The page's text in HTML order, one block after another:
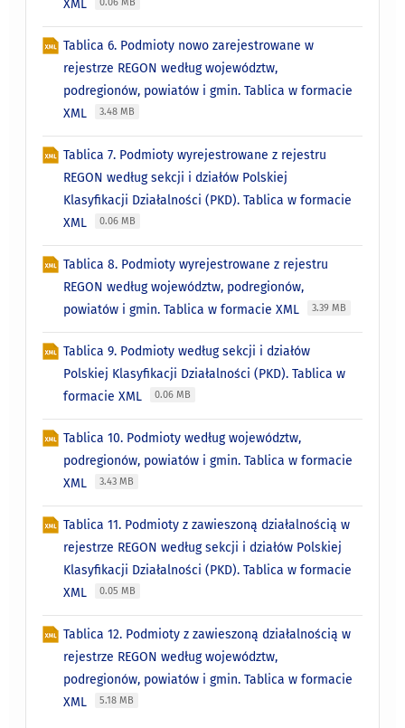
XML
Tablica 6. Podmioty nowo zarejestrowane w
rejestrze REGON według województw,
podregionów, powiatów i gmin. Tablica w formacie
XML
3.48 MB
Tablica 7. Podmioty wyrejestrowane z rejestru
REGON według sekcji i działów Polskiej
Klasyfikacji Działalności (PKD). Tablica w formacie
XML
0.06 MB
Tablica 8. Podmioty wyrejestrowane z rejestru
REGON według województw, podregionów,
powiatów i gmin. Tablica w formacie XML
3.39 MB
Tablica 9. Podmioty według sekcji i działów
Polskiej Klasyfikacji Działalności (PKD). Tablica w
formacie XML
0.06 MB
Tablica 10. Podmioty według województw,
podregionów, powiatów i gmin. Tablica w formacie
XML
3.43 MB
Tablica 11. Podmioty z zawieszoną działalnością w
rejestrze REGON według sekcji i działów Polskiej
Klasyfikacji Działalności (PKD). Tablica w formacie
XML
0.05 MB
Tablica 12. Podmioty z zawieszoną działalnością w
rejestrze REGON według województw,
podregionów, powiatów i gmin. Tablica w formacie
XML
5.18 MB